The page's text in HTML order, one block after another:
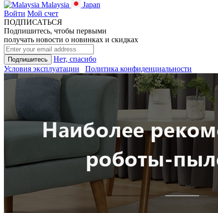
Malaysia
Japan
Войти Мой счет
ПОДПИСАТЬСЯ
Подпишитесь, чтобы первыми
получать новости о новинках и скидках
Нет, спасибо
Условия эксплуатации
Политика конфиденциальности